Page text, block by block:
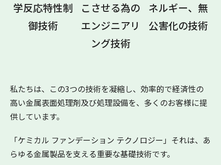
学反応特性制
御技術
こさせる為の
エンジニアリ
ング技術
ネルギー、 無
公害化の技術
私たちは、この3つの技術を凝縮し、効率的で経済性の
高い金属表面処理剤及び処理設備を、多くのお客様に提
供しています。
「ケミカル ファンデーション テクノロジー」それは、あ
らゆる金属製品を支える重要な基礎技術です。